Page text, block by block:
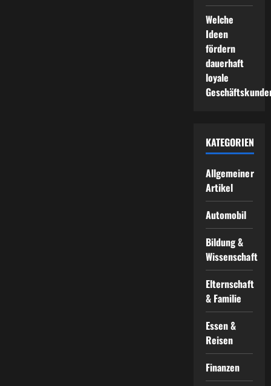
Welche
Ideen
fördern
dauerhaft
loyale
KATEGORIEN
Allgemeiner
Artikel
Automobil
Bildung &
Wissenschaft
Elternschaft
& Familie
Essen &
Reisen
Finanzen